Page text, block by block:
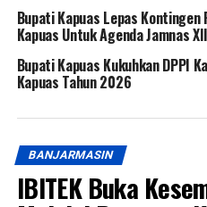
Bupati Kapuas Lepas Kontingen
Kapuas Untuk Agenda Jamnas
Bupati Kapuas Kukuhkan DPPI
Kapuas Tahun 2026
BANJARMASIN
IBITEK Buka